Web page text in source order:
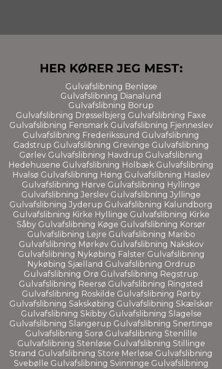
HER KØRER JEG MEST:
Gulvafslibning Benløse
Gulvafslibning Dianalund
Gulvafslibning Borup
Gulvafslibning Drøsselbjerg Gulvafslibning Faxe
Gulvafslibning Fensmark Gulvafslibning Fjenneslev
Gulvafslibning Frederikssund Gulvafslibning
Gadstrup Gulvafslibning Grevinge Gulvafslibning
Gørlev Gulvafslibning Havdrup Gulvafslibning
Hedehusene Gulvafslibning Holbæk Gulvafslibning
Hvalsø Gulvafslibning Høng Gulvafslibning Haslev
Gulvafslibning Hørve Gulvafslibning Hyllinge
Gulvafslibning Jerslev Gulvafslibning Jyllinge
Gulvafslibning Jyderup Gulvafslibning Kalundborg
Gulvafslibning Kirke Hyllinge Gulvafslibning Kirke
Såby Gulvafslibning Køge Gulvafslibning Korsør
Gulvafslibning Lejre Gulvafslibning Maribo
Gulvafslibning Mørkøv Gulvafslibning Nakskov
Gulvafslibning Nykøbing Falster Gulvafslibning
Nykøbing Sjælland Gulvafslibning Ordrup
Gulvafslibning Orø Gulvafslibning Regstrup
Gulvafslibning Reersø Gulvafslibning Ringsted
Gulvafslibning Roskilde Gulvafslibning Rørby
Gulvafslibning Sakskøbing Gulvafslibning Skælskør
Gulvafslibning Skibby Gulvafslibning Slagelse
Gulvafslibning Slangerup Gulvafslibning Snertinge
Gulvafslibning Sorø Gulvafslibning Stenlille
Gulvafslibning Stenløse Gulvafslibning Stillinge
Strand Gulvafslibning Store Merløse Gulvafslibning
Svebølle Gulvafslibning Svinninge Gulvafslibning